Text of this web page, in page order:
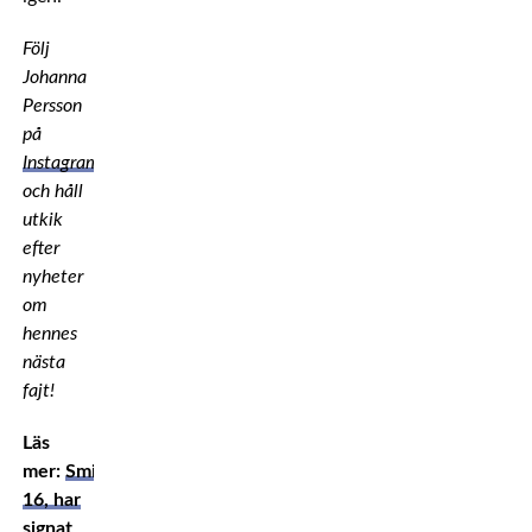
Följ
Johanna
Persson
på
Instagram
och håll
utkik
efter
nyheter
om
hennes
nästa
fajt!
Läs
mer: Smilla,
16, har